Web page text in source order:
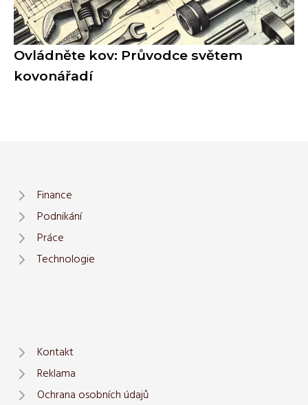
Ovládněte kov: Průvodce světem
kovonářadí
Finance
Podnikání
Práce
Technologie
Kontakt
Reklama
Ochrana osobních údajů